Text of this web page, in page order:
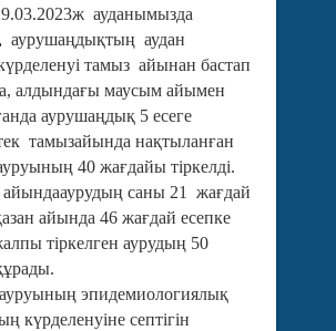
ауданымызда
, аурушаңдықтың аудан
тамыз айынан бастап
алдындағы маусым айымен
аурушаңдық 5 есеге
тамызайында нақтыланған
40 жағдайы тіркелді.
саны 21 жағдай
айында 46 жағдай есепке
тіркелген аурудың 50
эпидемиологиялық
күрделенуіне септігін